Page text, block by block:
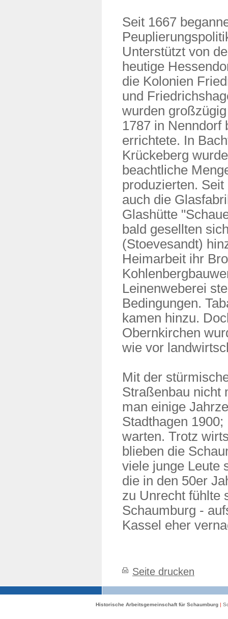
Seit 1667
Unterstützt von
heutige
die Kolonien
und
wurden
1787 in Nenndorf
errichtete. In
Krückeberg
beachtliche
produzierten.
auch die
Glashütte
bald gesellten
(Stoevesandt)
Heimarbeit ihr
Leinenweberei
Bedingungen.
kamen hinzu.
Obernkirchen
wie vor
Mit der
Straßenbau nicht
man einige
Stadthagen
warten. Trotz
blieben die
viele junge Leute
die in den 50er
zu Unrecht fühlte
Schaumburg -
Kassel eher
Seite drucken
Historische Arbeitsgemeinschaft für Schaumburg |